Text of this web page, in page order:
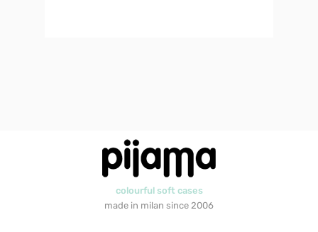
colourful soft cases
made in milan since 2006